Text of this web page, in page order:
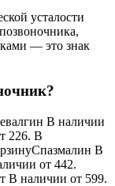
усталости
— это знак
В наличии
226. В
В
от 442.
В наличии от 599.